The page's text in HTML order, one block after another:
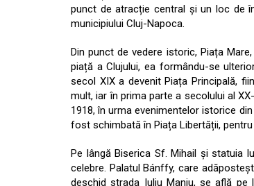
punct de atracție central și un loc de
municipiului Cluj-Napoca.
Din punct de vedere istoric, Piața
piață a Clujului, ea formându-se
secol XIX a devenit Piața Principală,
mult, iar în prima parte a secolului al
1918, în urma evenimentelor istorice
fost schimbată în Piața Libertății,
Pe lângă Biserica Sf. Mihail și statuia
celebre. Palatul Bánffy, care
deschid strada Iuliu Maniu, se află